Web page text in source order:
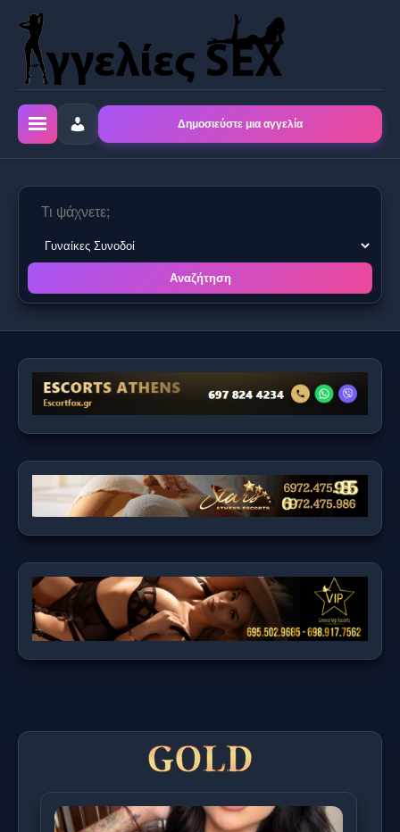
Δημοσιεύστε μια αγγελία
Αναζήτηση